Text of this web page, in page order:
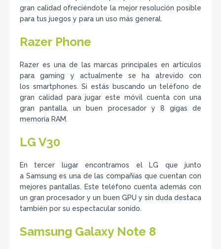
gran calidad ofreciéndote la mejor resolución posible
para tus juegos y para un uso más general.
Razer Phone
Razer es una de las marcas principales en artículos
para gaming y actualmente se ha atrevido con
los smartphones. Si estás buscando un teléfono de
gran calidad para jugar este móvil cuenta con una
gran pantalla, un buen procesador y 8 gigas de
memoria RAM.
LG V30
En tercer lugar encontramos el LG que junto
a Samsung es una de las compañías que cuentan con
mejores pantallas. Este teléfono cuenta además con
un gran procesador y un buen GPU y sin duda destaca
también por su espectacular sonido.
Samsung Galaxy Note 8